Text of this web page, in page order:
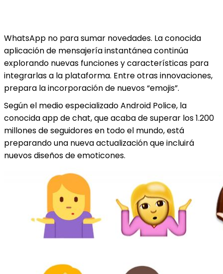
WhatsApp no para sumar novedades. La conocida
aplicación de mensajería instantánea continúa
explorando nuevas funciones y características para
integrarlas a la plataforma. Entre otras innovaciones,
prepara la incorporación de nuevos “emojis”.
Según el medio especializado Android Police, la
conocida app de chat, que acaba de superar los 1.200
millones de seguidores en todo el mundo, está
preparando una nueva actualización que incluirá
nuevos diseños de emoticones.